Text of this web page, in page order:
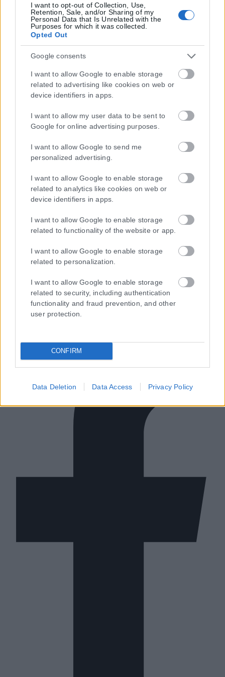
I want to opt-out of Collection, Use,
Retention, Sale, and/or Sharing of my
Personal Data that Is Unrelated with the
Purposes for which it was collected.
Opted Out
Google consents
I want to allow Google to enable storage
related to advertising like cookies on web or
device identifiers in apps.
I want to allow my user data to be sent to
Google for online advertising purposes.
I want to allow Google to send me
personalized advertising.
I want to allow Google to enable storage
related to analytics like cookies on web or
device identifiers in apps.
I want to allow Google to enable storage
related to functionality of the website or app.
I want to allow Google to enable storage
related to personalization.
I want to allow Google to enable storage
related to security, including authentication
functionality and fraud prevention, and other
user protection.
CONFIRM
Data Deletion Data Access Privacy Policy
Ταπρωτοσέλιδατωνεφημερίδων
ΕΝΗΜΕΡΩΣΟΥ ΠΡΩΤΟΣ
Επικοινωνία & Διαφήμιση
Όροι Χρήσης – Πολιτική Απορρήτου